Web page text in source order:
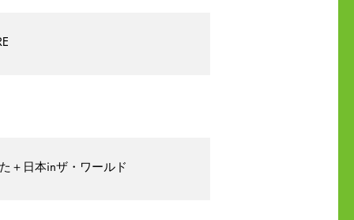
＋日本inザ・ワールド